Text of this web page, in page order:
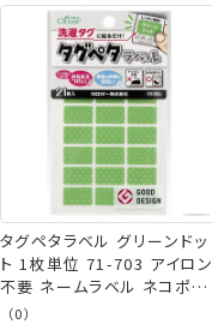
タグペタラベル グリーンドッ
ト 1枚単位 71-703 アイロン
不要 ネームラベル ネコポス
可 クロバー clv 手芸の山久
（0）